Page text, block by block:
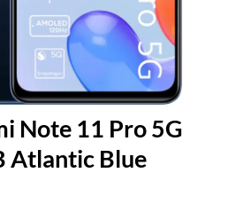
Note 11 Pro 5G
Atlantic Blue